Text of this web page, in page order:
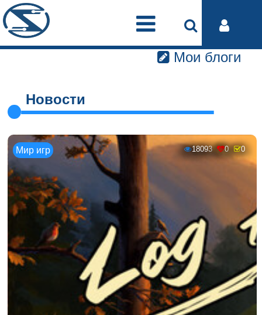
Мои блоги
Новости
Мир игр 18093 0 0